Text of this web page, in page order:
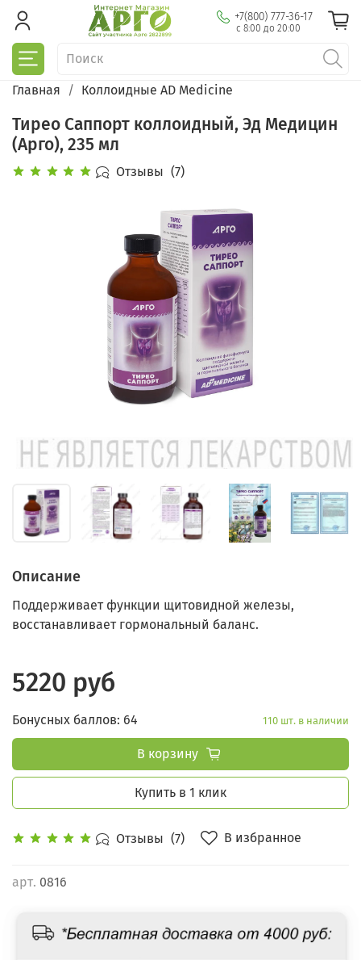
+7(800) 777-36-17
с 8:00 до 20:00
Главная Коллоидные AD Medicine
Тирео Саппорт коллоидный, Эд Медицин
(Арго), 235 мл
Отзывы (7)
Отзывы (7) В избранное
арт. 0816
Описание
Поддерживает функции щитовидной железы,
восстанавливает гормональный баланс.
5220 руб
Бонусных баллов: 64 110 шт. в наличии
В корзину
Купить в 1 клик